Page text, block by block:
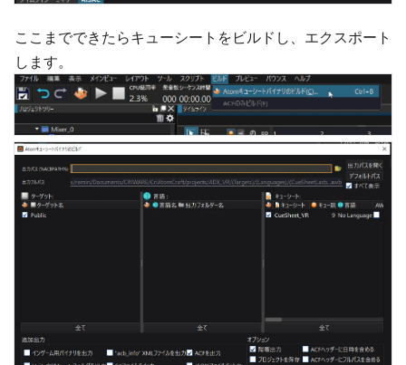
ここまでできたらキューシートをビルドし、エクスポート
します。